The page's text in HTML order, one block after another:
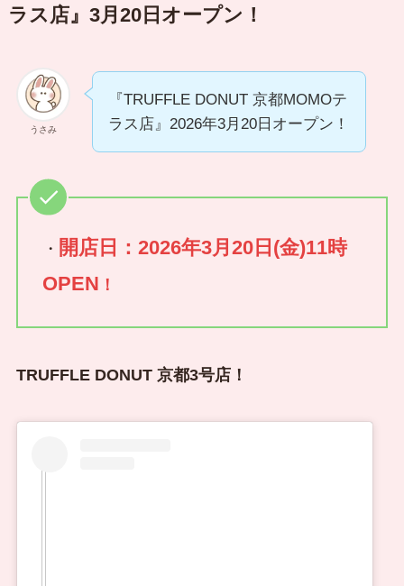
ラス店』3月20日オープン！
うさみ
『TRUFFLE DONUT 京都MOMOテ
ラス店』2026年3月20日オープン！
・ 開店日：2026年3月20日(金)11時
OPEN ！
TRUFFLE DONUT 京都3号店！